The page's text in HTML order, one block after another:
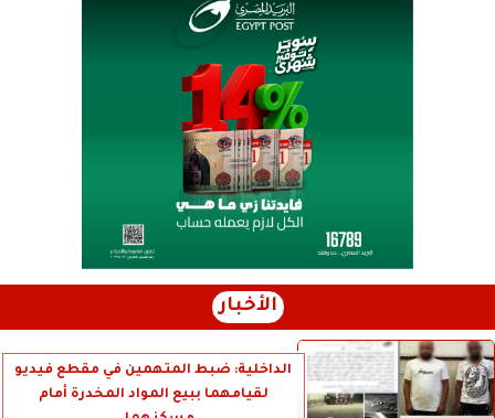
الأخبار
الداخلية: ضبط المتهمين في مقطع فيديو
لقيامهما ببيع المواد المخدرة أمام